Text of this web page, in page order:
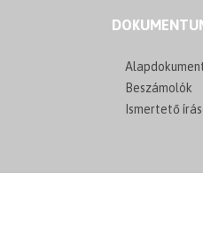
Beszámolók
Ismertető